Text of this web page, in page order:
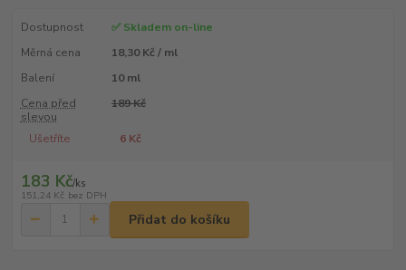
Dostupnost
✅ Skladem on-line
Měrná cena
18,30 Kč / ml
Balení
10 ml
Cena před
slevou
189 Kč
Ušetříte 6 Kč
183 Kč/ks
151,24 Kč bez DPH
Přidat do košíku